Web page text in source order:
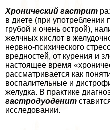
Хронический гастрит
в диете (при
грубой и очень острой),
желчных кислот в
нервно-психического
вредностей, от курения и
настоящее время
рассматривается как
воспалительные и
желудка. В пpaктике
гастродуоденит
исследовании.